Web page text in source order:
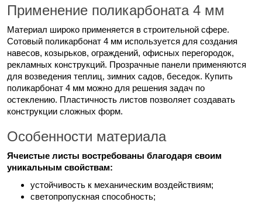
Применение поликарбоната 4 мм
Материал широко применяется в строительной сфере.
Сотовый поликарбонат 4 мм используется для создания
навесов, козырьков, ограждений, офисных перегородок,
рекламных конструкций. Прозрачные панели применяются
для возведения теплиц, зимних садов, беседок. Купить
поликарбонат 4 мм можно для решения задач по
остеклению. Пластичность листов позволяет создавать
конструкции сложных форм.
Особенности материала
Ячеистые листы востребованы благодаря своим
уникальным свойствам:
устойчивость к механическим воздействиям;
светопропускная способность;